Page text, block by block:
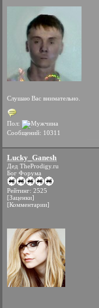
Слушаю Вас внимательно.
Пол:
Сообщений: 10311
Lucky_Ganesh
Дед TheProdigy.ru
Бог Форума
Рейтинг: 2525
[Заценки]
[Комментарии]